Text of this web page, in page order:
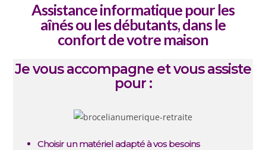
Assistance informatique pour les
aînés ou les débutants, dans le
confort de votre maison
Je vous accompagne et vous assiste
pour :
Choisir un matériel adapté à vos besoins